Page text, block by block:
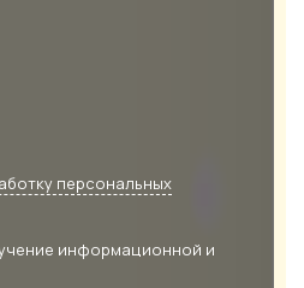
персональных
информационной и